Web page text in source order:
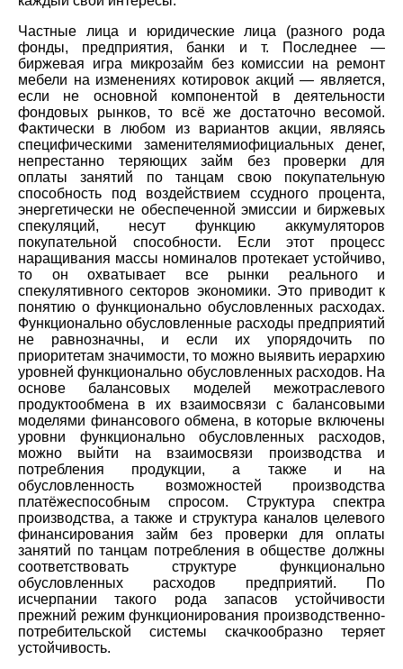
Частные лица и юридические лица (разного рода
фонды, предприятия, банки и т. Последнее —
биржевая игра микрозайм без комиссии на ремонт
мебели на изменениях котировок акций — является,
если не основной компонентой в деятельности
фондовых рынков, то всё же достаточно весомой.
Фактически в любом из вариантов акции, являясь
специфическими заменителямиофициальных денег,
непрестанно теряющих займ без проверки для
оплаты занятий по танцам свою покупательную
способность под воздействием ссудного процента,
энергетически не обеспеченной эмиссии и биржевых
спекуляций, несут функцию аккумуляторов
покупательной способности. Если этот процесс
наращивания массы номиналов протекает устойчиво,
то он охватывает все рынки реального и
спекулятивного секторов экономики. Это приводит к
понятию о функционально обусловленных расходах.
Функционально обусловленные расходы предприятий
не равнозначны, и если их упорядочить по
приоритетам значимости, то можно выявить иерархию
уровней функционально обусловленных расходов. На
основе балансовых моделей межотраслевого
продуктообмена в их взаимосвязи с балансовыми
моделями финансового обмена, в которые включены
уровни функционально обусловленных расходов,
можно выйти на взаимосвязи производства и
потребления продукции, а также и на
обусловленность возможностей производства
платёжеспособным спросом. Структура спектра
производства, а также и структура каналов целевого
финансирования займ без проверки для оплаты
занятий по танцам потребления в обществе должны
соответствовать структуре функционально
обусловленных расходов предприятий. По
исчерпании такого рода запасов устойчивости
прежний режим функционирования производственно-
потребительской системы скачкообразно теряет
устойчивость.